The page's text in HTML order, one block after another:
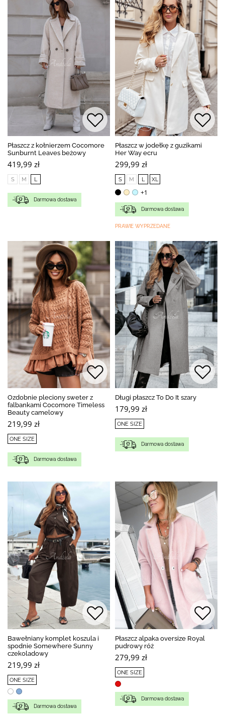
Płaszcz z kołnierzem Cocomore
Sunburnt Leaves beżowy
419,99 zł
S M L
Darmowa dostawa
Płaszcz w jodełkę z guzikami
Her Way ecru
299,99 zł
S M L XL
+1
Darmowa dostawa
PRAWIE WYPRZEDANE
Ozdobnie pleciony sweter z
falbankami Cocomore Timeless
Beauty camelowy
219,99 zł
ONE SIZE
Darmowa dostawa
Długi płaszcz To Do It szary
179,99 zł
ONE SIZE
Darmowa dostawa
Bawełniany komplet koszula i
spodnie Somewhere Sunny
czekoladowy
219,99 zł
ONE SIZE
Darmowa dostawa
Płaszcz alpaka oversize Royal
pudrowy róż
279,99 zł
ONE SIZE
Darmowa dostawa